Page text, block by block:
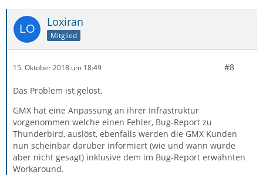
Loxiran
Mitglied
15. Oktober 2018 um 18:49 #8
Das Problem ist gelöst.
GMX hat eine Anpassung an ihrer Infrastruktur
vorgenommen welche einen Fehler, Bug-Report zu
Thunderbird, auslöst, ebenfalls werden die GMX Kunden
nun scheinbar darüber informiert (wie und wann wurde
aber nicht gesagt) inklusive dem im Bug-Report erwähnten
Workaround.